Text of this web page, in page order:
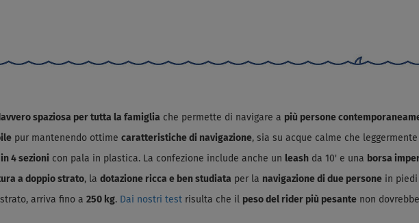
spaziosa per tutta la famiglia che permette di navigare a più persone
pur mantenendo ottime caratteristiche di navigazione, sia su acque calme che
4 sezioni con pala in plastica. La confezione include anche un leash da 10' e una borsa
a doppio strato, la dotazione ricca e ben studiata per la navigazione di due persone in
arriva fino a 250 kg. Dai nostri test risulta che il peso del rider più pesante non